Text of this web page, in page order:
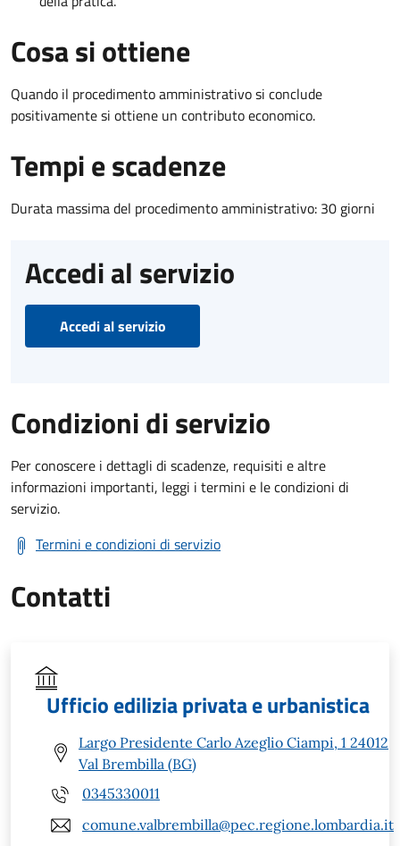
Cosa si ottiene
Quando il procedimento amministrativo si conclude
positivamente si ottiene un contributo economico.
Tempi e scadenze
Durata massima del procedimento amministrativo: 30 giorni
Accedi al servizio
Accedi al servizio
Condizioni di servizio
Per conoscere i dettagli di scadenze, requisiti e altre
informazioni importanti, leggi i termini e le condizioni di
servizio.
Termini e condizioni di servizio
Contatti
Ufficio edilizia privata e urbanistica
Largo Presidente Carlo Azeglio Ciampi, 1 24012
Val Brembilla (BG)
0345330011
comune.valbrembilla@pec.regione.lombardia.it